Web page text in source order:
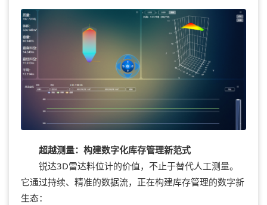
超越测量：构建数字化库存管理新范式
锐达3D雷达料位计的价值，不止于替代人工测量。
它通过持续、精准的数据流，正在构建库存管理的数字新
生态：